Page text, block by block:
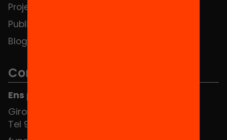
Projectes
Publicacions i vídeos
Blog
Contacte
Ens pots trobar al Hub Social
Girona 34, interior 08010 Barcelona
Tel 934 588 700